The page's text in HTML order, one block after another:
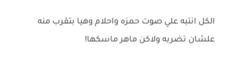
الكل انتبه علي صوت حمزه واحلام وهيا بتقرب منه
علشان تضربه ولاكن ماهر ماسكها!